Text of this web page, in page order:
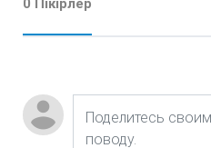
0 Пікірлер